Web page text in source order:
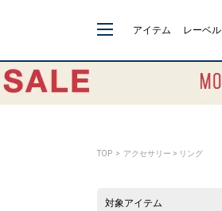
アイテム レーベル
TOP > アクセサリー > リング
対象アイテム